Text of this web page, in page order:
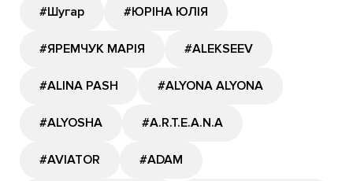
#Шугар #ЮРІНА ЮЛІЯ
#ЯРЕМЧУК МАРІЯ #ALEKSEEV
#ALINA PASH #ALYONA ALYONA
#ALYOSHA #A.R.T.E.A.N.A
#AVIATOR #ADAM